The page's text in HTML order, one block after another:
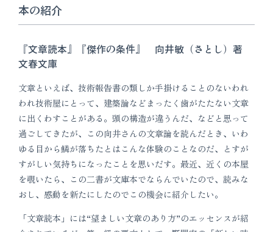
本の紹介
『文章読本』『傑作の条件』 向井敏（さとし）著
文春文庫
文章といえば、技術報告書の類しか手掛けることのないわれ
われ技術屋にとって、建築論などまったく歯がたたない文章
に出くわすことがある。頭の構造が違うんだ、などと思って
過ごしてきたが、この向井さんの文章論を読んだとき、いわ
ゆる目から鱗が落ちたとはこんな体験のことなのだ、とすが
すがしい気持ちになったことを思いだす。最近、近くの本屋
を覗いたら、この二書が文庫本でならんでいたので、読みな
おし、感動を新たにしたのでこの機会に紹介したい。
「文章読本」には“望ましい文章のあり方”のエッセンスが紹